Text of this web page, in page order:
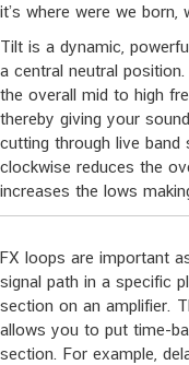
it’s where were we born,
Tilt is a dynamic,
a central neutral
the overall mid to high
thereby giving your
cutting through live
clockwise reduces the
increases the lows
FX loops are important
signal path in a specific
section on an amplifier.
allows you to put time-
section. For example,